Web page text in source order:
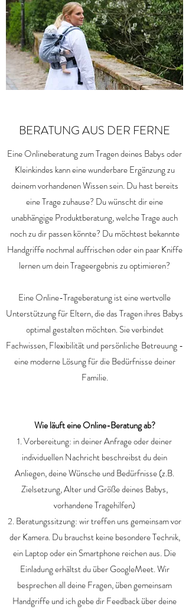
BERATUNG AUS DER FERNE
Eine Onlineberatung zum Tragen deines Babys oder
Kleinkindes kann eine wunderbare Ergänzung zu
deinem vorhandenen Wissen sein. Du hast bereits
eine Trage zuhause? Du wünscht dir eine
unabhängige Produktberatung, welche Trage auch
noch zu dir passen könnte? Du möchtest bekannte
Handgriffe nochmal auffrischen oder ein paar Kniffe
lernen um dein Trageergebnis zu optimieren?
Eine Online-Trageberatung ist eine wertvolle
Unterstützung für Eltern, die das Tragen ihres Babys
optimal gestalten möchten. Sie verbindet
Fachwissen, Flexibilität und persönliche Betreuung -
eine moderne Lösung für die Bedürfnisse deiner
Familie.
Wie läuft eine Online-Beratung ab?
1. Vorbereitung: in deiner Anfrage oder deiner
individuellen Nachricht beschreibst du dein
Anliegen, deine Wünsche und Bedürfnisse (z.B.
Zielsetzung, Alter und Größe deines Babys,
vorhandene Tragehilfen)
2. Beratungssitzung: wir treffen uns gemeinsam vor
der Kamera. Du brauchst keine besondere Technik,
ein Laptop oder ein Smartphone reichen aus. Die
Einladung erhältst du über GoogleMeet. Wir
besprechen all deine Fragen, üben gemeinsam
Handgriffe und ich gebe dir Feedback über deine